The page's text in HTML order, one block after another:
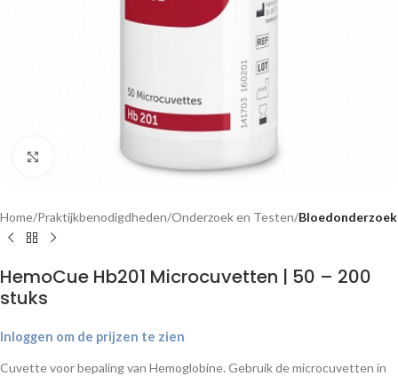
Klik om te vergroten
Home Praktijkbenodigdheden Onderzoek en Testen Bloedonderzoek
HemoCue Hb201 Microcuvetten | 50 – 200
stuks
Inloggen om de prijzen te zien
Cuvette voor bepaling van Hemoglobine. Gebruik de microcuvetten in